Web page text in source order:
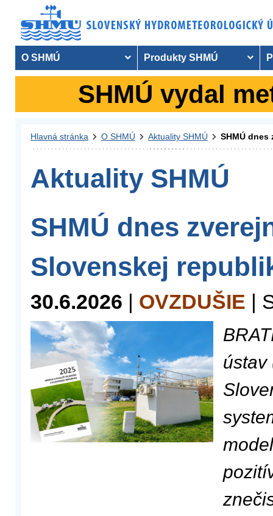
O SHMÚ Produkty SHMÚ
SHMÚ vydal
Hlavná stránka O SHMÚ Aktuality SHMÚ SHMÚ
Aktuality SHMÚ
SHMÚ dnes
Slovenskej
30.6.2026 | OVZDUŠIE |
ústav